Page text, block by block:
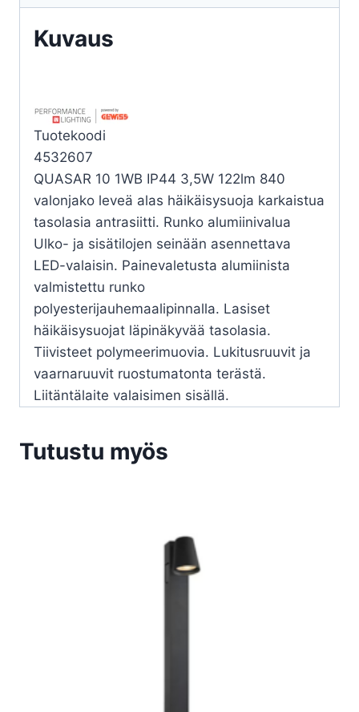
4000K
Kuvaus
Tuotekoodi
4532607
QUASAR 10 1WB IP44 3,5W 122lm 840
valonjako leveä alas häikäisysuoja karkaistua
tasolasia antrasiitti. Runko alumiinivalua
Ulko- ja sisätilojen seinään asennettava
LED-valaisin. Painevaletusta alumiinista
valmistettu runko
polyesterijauhemaalipinnalla. Lasiset
häikäisysuojat läpinäkyvää tasolasia.
Tiivisteet polymeerimuovia. Lukitusruuvit ja
vaarnaruuvit ruostumatonta terästä.
Liitäntälaite valaisimen sisällä.
Tutustu myös